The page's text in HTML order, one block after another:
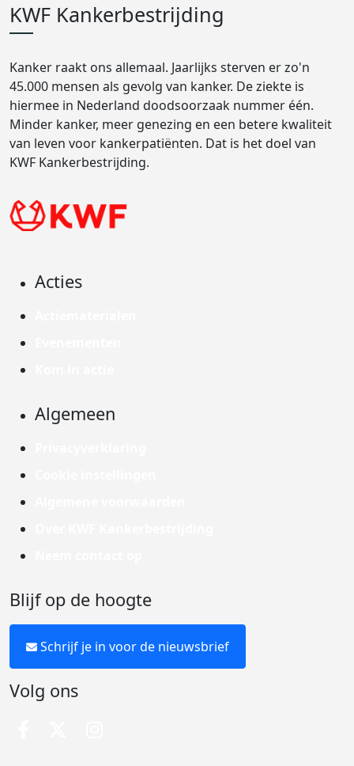
KWF Kankerbestrijding
Kanker raakt ons allemaal. Jaarlijks sterven er zo'n
45.000 mensen als gevolg van kanker. De ziekte is
hiermee in Nederland doodsoorzaak nummer één.
Minder kanker, meer genezing en een betere kwaliteit
van leven voor kankerpatiënten. Dat is het doel van
KWF Kankerbestrijding.
Acties
Algemeen
Blijf op de hoogte
Schrijf je in voor de nieuwsbrief
Volg ons